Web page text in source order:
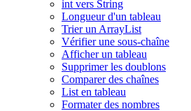
int vers String
Longueur d'un tableau
Trier un ArrayList
Vérifier une sous-chaîne
Afficher un tableau
Supprimer les doublons
Comparer des chaînes
List en tableau
Formater des nombres